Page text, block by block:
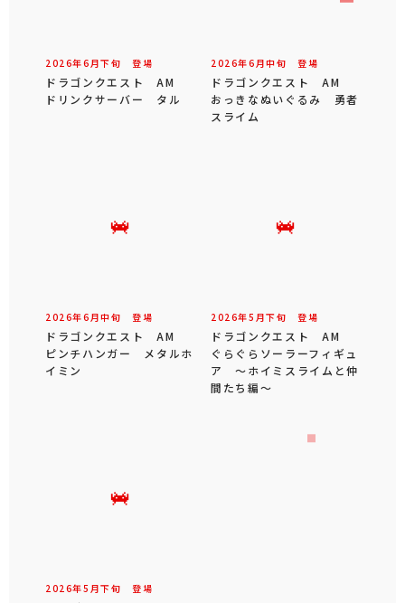
2026年6 月下旬 登場
ドラゴンクエスト AM
ドリンクサーバー タル
2026年6 月中旬 登場
ドラゴンクエスト AM
おっきなぬいぐるみ 勇者
スライム
2026年6 月中旬 登場
ドラゴンクエスト AM
ピンチハンガー メタルホ
イミン
2026年5 月下旬 登場
ドラゴンクエスト AM
ぐらぐらソーラーフィギュ
ア ～ホイミスライムと仲
間たち編～
2026年5 月下旬 登場